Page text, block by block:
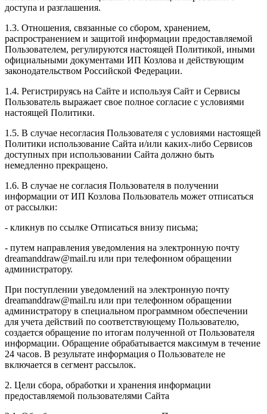
доступа и разглашения.
1.3. Отношения, связанные со сбором, хранением,
распространением и защитой информации предоставляемой
Пользователем, регулируются настоящей Политикой, иными
официальными документами ИП Козловa и действующим
законодательством Российской Федерации.
1.4. Регистрируясь на Сайте и используя Сайт и Сервисы
Пользователь выражает свое полное согласие с условиями
настоящей Политики.
1.5. В случае несогласия Пользователя с условиями настоящей
Политики использование Сайта и/или каких-либо Сервисов
доступных при использовании Сайта должно быть
немедленно прекращено.
1.6. В случае не согласия Пользователя в получении
информации от ИП Козлова Пользователь может отписаться
от рассылки:
- кликнув по ссылке Отписаться внизу письма;
- путем направления уведомления на электронную почту
dreamanddraw@mail.ru или при телефонном обращении
администратору.
При поступлении уведомлений на электронную почту
dreamanddraw@mail.ru или при телефонном обращении
администратору в специальном программном обеспечении
для учета действий по соответствующему Пользователю,
создается обращение по итогам полученной от Пользователя
информации. Обращение обрабатывается максимум в течение
24 часов. В результате информация о Пользователе не
включается в сегмент рассылок.
2. Цели сбора, обработки и хранения информации
предоставляемой пользователями Сайта